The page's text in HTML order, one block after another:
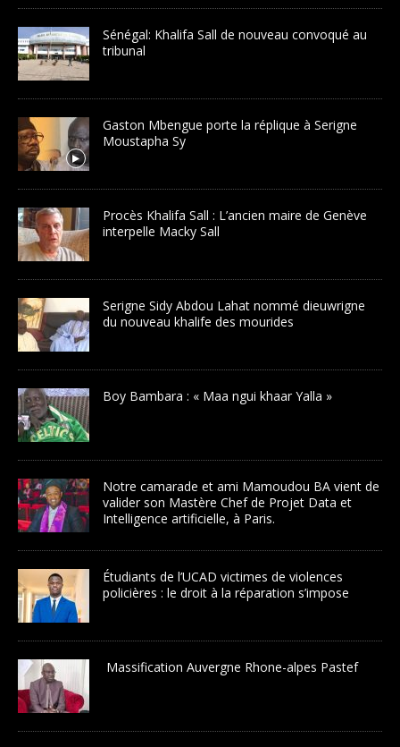
Sénégal: Khalifa Sall de nouveau convoqué au
tribunal
Gaston Mbengue porte la réplique à Serigne
Moustapha Sy
Procès Khalifa Sall : L’ancien maire de Genève
interpelle Macky Sall
Serigne Sidy Abdou Lahat nommé dieuwrigne
du nouveau khalife des mourides
Boy Bambara : « Maa ngui khaar Yalla »
Notre camarade et ami Mamoudou BA vient de
valider son Mastère Chef de Projet Data et
Intelligence artificielle, à Paris.
Étudiants de l’UCAD victimes de violences
policières : le droit à la réparation s’impose
Massification Auvergne Rhone-alpes Pastef